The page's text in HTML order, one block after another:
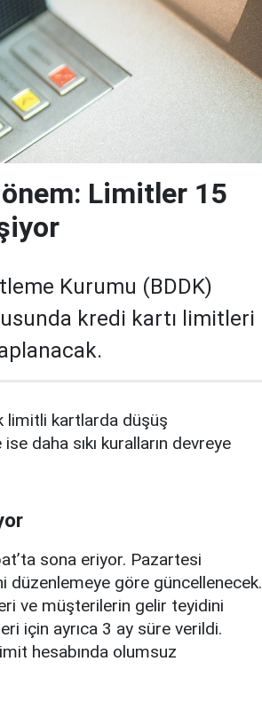
Limitler 15
Kurumu (BDDK)
kredi kartı limitleri
limitli kartlarda düşüş
daha sıkı kuralların devreye
sona eriyor. Pazartesi
düzenlemeye göre güncellenecek.
ve müşterilerin gelir teyidini
için ayrıca 3 ay süre verildi.
hesabında olumsuz